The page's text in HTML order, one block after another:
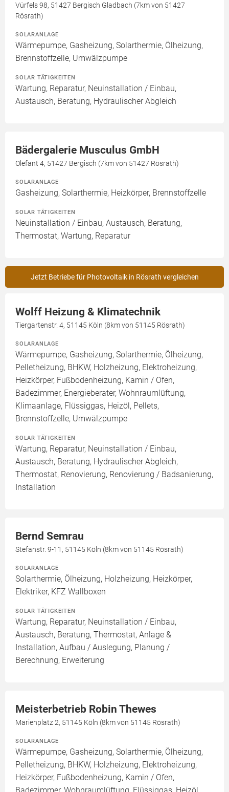
Vürfels 98, 51427 Bergisch Gladbach (7km von 51427
Rösrath)
SOLARANLAGE
Wärmepumpe, Gasheizung, Solarthermie, Ölheizung,
Brennstoffzelle, Umwälzpumpe
SOLAR TÄTIGKEITEN
Wartung, Reparatur, Neuinstallation / Einbau,
Austausch, Beratung, Hydraulischer Abgleich
Bädergalerie Musculus GmbH
Olefant 4, 51427 Bergisch (7km von 51427 Rösrath)
SOLARANLAGE
Gasheizung, Solarthermie, Heizkörper, Brennstoffzelle
SOLAR TÄTIGKEITEN
Neuinstallation / Einbau, Austausch, Beratung,
Thermostat, Wartung, Reparatur
Jetzt Betriebe für Photovoltaik in Rösrath vergleichen
Wolff Heizung & Klimatechnik
Tiergartenstr. 4, 51145 Köln (8km von 51145 Rösrath)
SOLARANLAGE
Wärmepumpe, Gasheizung, Solarthermie, Ölheizung,
Pelletheizung, BHKW, Holzheizung, Elektroheizung,
Heizkörper, Fußbodenheizung, Kamin / Ofen,
Badezimmer, Energieberater, Wohnraumlüftung,
Klimaanlage, Flüssiggas, Heizöl, Pellets,
Brennstoffzelle, Umwälzpumpe
SOLAR TÄTIGKEITEN
Wartung, Reparatur, Neuinstallation / Einbau,
Austausch, Beratung, Hydraulischer Abgleich,
Thermostat, Renovierung, Renovierung / Badsanierung,
Installation
Bernd Semrau
Stefanstr. 9-11, 51145 Köln (8km von 51145 Rösrath)
SOLARANLAGE
Solarthermie, Ölheizung, Holzheizung, Heizkörper,
Elektriker, KFZ Wallboxen
SOLAR TÄTIGKEITEN
Wartung, Reparatur, Neuinstallation / Einbau,
Austausch, Beratung, Thermostat, Anlage &
Installation, Aufbau / Auslegung, Planung /
Berechnung, Erweiterung
Meisterbetrieb Robin Thewes
Marienplatz 2, 51145 Köln (8km von 51145 Rösrath)
SOLARANLAGE
Wärmepumpe, Gasheizung, Solarthermie, Ölheizung,
Pelletheizung, BHKW, Holzheizung, Elektroheizung,
Heizkörper, Fußbodenheizung, Kamin / Ofen,